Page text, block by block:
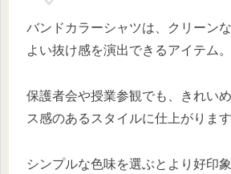
バンドカラーシャツは、クリーン
よい抜け感を演出できるアイテム。
保護者会や授業参観でも、きれい
ス感のあるスタイルに仕上がります
シンプルな色味を選ぶとより好印象